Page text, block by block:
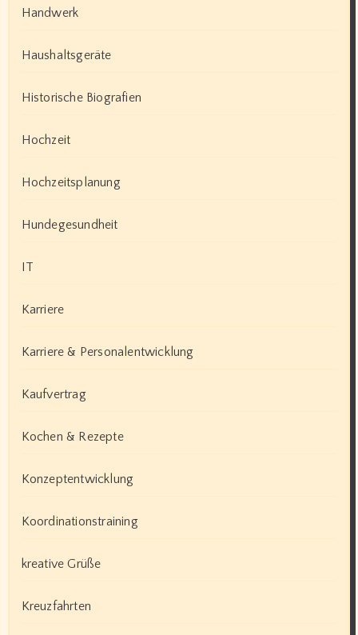
Handwerk
Haushaltsgeräte
Historische Biografien
Hochzeit
Hochzeitsplanung
Hundegesundheit
IT
Karriere
Karriere & Personalentwicklung
Kaufvertrag
Kochen & Rezepte
Konzeptentwicklung
Koordinationstraining
kreative Grüße
Kreuzfahrten